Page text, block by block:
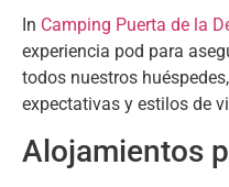
In Camping Puerta de la
experiencia pod para
todos nuestros huéspedes,
expectativas y estilos de
Alojamientos